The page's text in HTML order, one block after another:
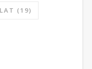
(19)